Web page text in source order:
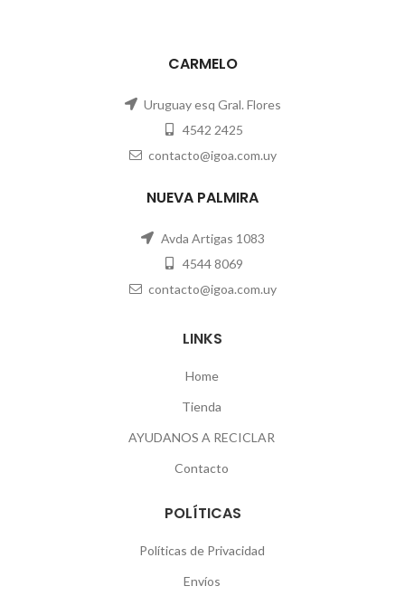
CARMELO
Uruguay esq Gral. Flores
4542 2425
contacto@igoa.com.uy
NUEVA PALMIRA
Avda Artigas 1083
4544 8069
contacto@igoa.com.uy
LINKS
Home
Tienda
AYUDANOS A RECICLAR
Contacto
POLÍTICAS
Políticas de Privacidad
Envíos